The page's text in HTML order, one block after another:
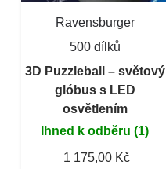
Ravensburger
500 dílků
3D Puzzleball – světový
glóbus s LED
osvětlením
Ihned k odběru (1)
1 175,00 Kč